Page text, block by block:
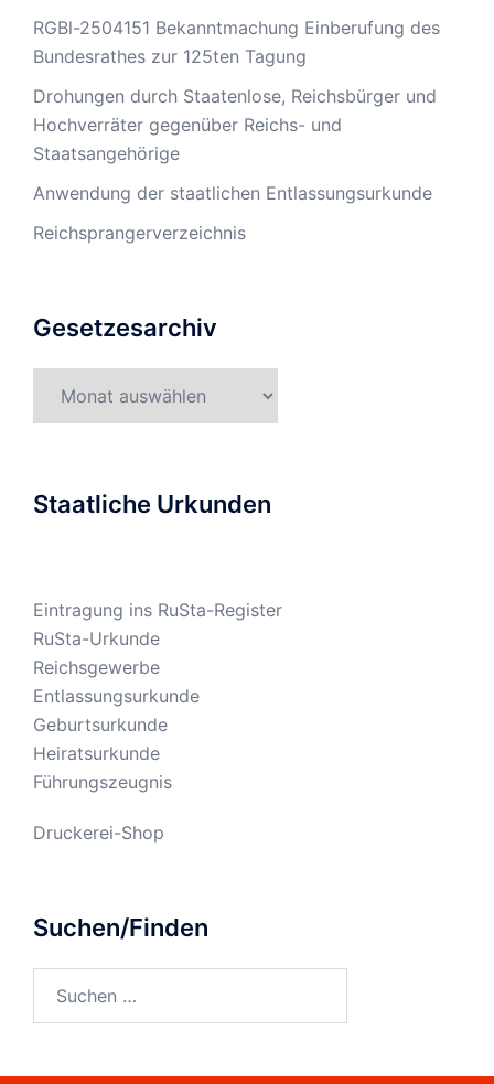
RGBl-2504151 Bekanntmachung Einberufung des
Bundesrathes zur 125ten Tagung
Drohungen durch Staatenlose, Reichsbürger und
Hochverräter gegenüber Reichs- und
Staatsangehörige
Anwendung der staatlichen Entlassungsurkunde
Reichsprangerverzeichnis
Gesetzesarchiv
Staatliche Urkunden
Eintragung ins RuSta-Register
RuSta-Urkunde
Reichsgewerbe
Entlassungsurkunde
Geburtsurkunde
Heiratsurkunde
Führungszeugnis
Druckerei-Shop
Suchen/Finden
nach: